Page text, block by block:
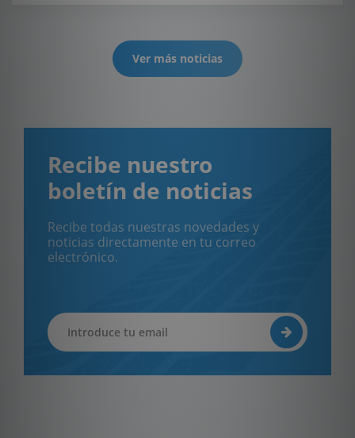
Ver más noticias
Recibe nuestro
boletín de noticias
Recibe todas nuestras novedades y
noticias directamente en tu correo
electrónico.